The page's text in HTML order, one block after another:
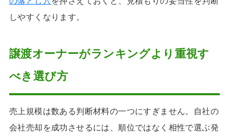
しやすくなります。
譲渡オーナーがランキングより重視す
べき選び方
売上規模は数ある判断材料の一つにすぎません。自社の
会社売却を成功させるには、順位ではなく相性で選ぶ発